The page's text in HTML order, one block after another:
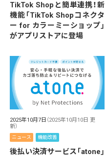
TikTok Shopと簡単連携！新
機能「TikTok Shopコネクタ
ー for カラーミーショップ」
がアプリストアに登場
2025年10月7日 （2025年10月10日 更
新）
ニュース 機能改善
後払い決済サービス「atone」